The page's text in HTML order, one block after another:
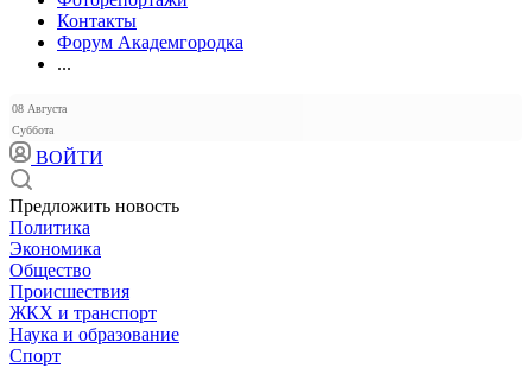
Контакты
Форум Академгородка
...
08 Августа
Суббота
ВОЙТИ
Предложить новость
Политика
Экономика
Общество
Происшествия
ЖКХ и транспорт
Наука и образование
Спорт